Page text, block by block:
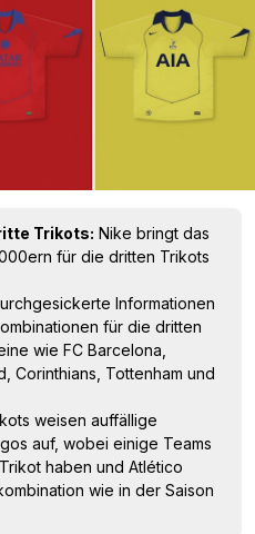
Trikots: Nike bringt das
für die dritten Trikots
Informationen
für die dritten
wie FC Barcelona,
Corinthians, Tottenham und
weisen auffällige
auf, wobei einige Teams
haben und Atlético
wie in der Saison